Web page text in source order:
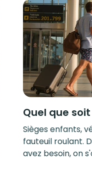
Quel que
Sièges enfants,
fauteuil roulant.
avez besoin, on